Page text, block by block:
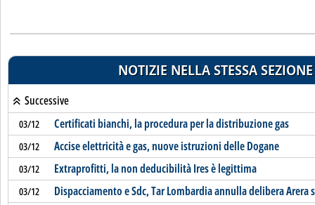
NOTIZIE NELLA STESSA SEZIONE
Successive
03/12 Certificati bianchi, la procedura per la distribuzione gas
03/12 Accise elettricità e gas, nuove istruzioni delle Dogane
03/12 Extraprofitti, la non deducibilità Ires è legittima
03/12 Dispacciamento e Sdc, Tar Lombardia annulla delibera Arera